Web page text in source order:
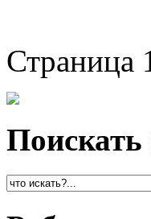
Страница
Поискать